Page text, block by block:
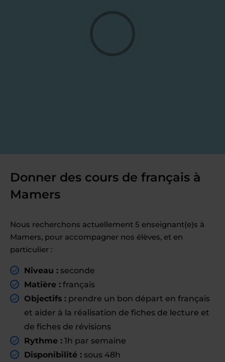
Donner des cours de français à
Mamers
Nous recherchons actuellement 5 enseignant(e)s à
Mamers, pour accompagner nos élèves, et en
particulier :
Niveau : seconde
Matière : français
Objectifs : prendre un bon départ en français
et aider à la réalisation de fiches de lecture et
de fiches de révisions
Rythme : 1h par semaine
Disponibilité : sous 48h